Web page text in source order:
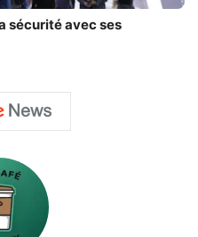
sécurité avec ses